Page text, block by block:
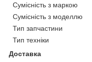
Сумісність з маркою
Сумісність з моделлю
Тип запчастини
Тип техніки
Доставка